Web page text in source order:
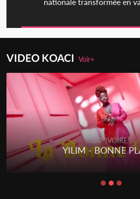
VIDEO KOACIVoir+
RAP IVOIRE
YILIM - BONNE